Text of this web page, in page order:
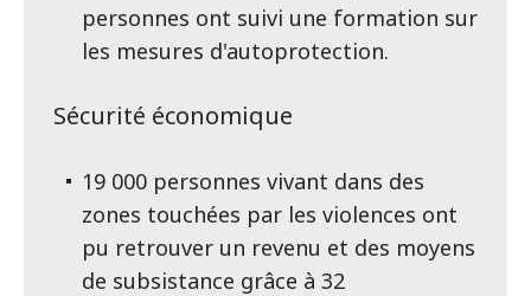
personnes ont suivi une formation sur
les mesures d'autoprotection.
Sécurité économique
19 000 personnes vivant dans des
zones touchées par les violences ont
pu retrouver un revenu et des moyens
de subsistance grâce à 32